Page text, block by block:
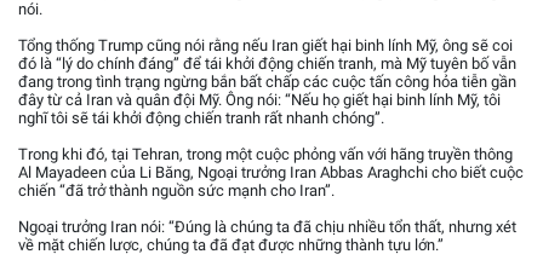
nói.
Tổng thống Trump cũng nói rằng nếu Iran giết hại binh lính Mỹ, ông sẽ coi
đó là “lý do chính đáng” để tái khởi động chiến tranh, mà Mỹ tuyên bố vẫn
đang trong tình trạng ngừng bắn bất chấp các cuộc tấn công hỏa tiễn gần
đây từ cả Iran và quân đội Mỹ. Ông nói: “Nếu họ giết hại binh lính Mỹ, tôi
nghĩ tôi sẽ tái khởi động chiến tranh rất nhanh chóng”.
Trong khi đó, tại Tehran, trong một cuộc phỏng vấn với hãng truyền thông
Al Mayadeen của Li Băng, Ngoại trưởng Iran Abbas Araghchi cho biết cuộc
chiến “đã trở thành nguồn sức mạnh cho Iran”.
Ngoại trưởng Iran nói: “Đúng là chúng ta đã chịu nhiều tổn thất, nhưng xét
về mặt chiến lược, chúng ta đã đạt được những thành tựu lớn.”